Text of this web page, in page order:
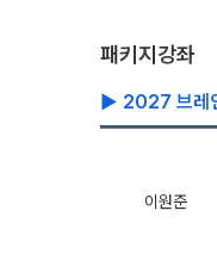
패키지강좌
▶ 2027 브레
이원준